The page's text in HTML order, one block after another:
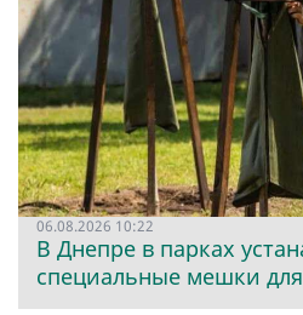
06.08.2026 10:22
В Днепре в парках
специальные мешки